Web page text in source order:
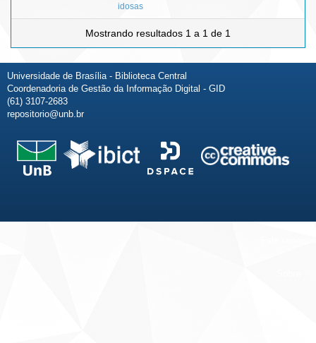
idosas
Mostrando resultados 1 a 1 de 1
Universidade de Brasília - Biblioteca Central
Coordenadoria de Gestão da Informação Digital - GID
(61) 3107-2683
repositorio@unb.br